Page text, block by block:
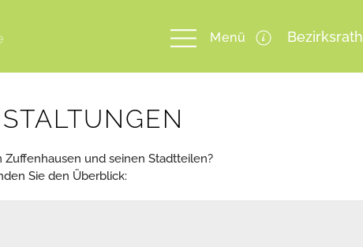
Menü
Zuffenhausen und seinen Stadtteilen?
Sie den Überblick: